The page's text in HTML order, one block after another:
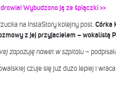
Wybudzono ją ze śpiączki >>
na InstaStory kolejny post. Córka
z jej przyjacielem – wokalistą
zapozuję nawet w szpitalu–
czuje się już dużo lepiej i